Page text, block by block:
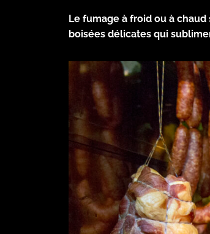
Le fumage à froid ou à
boisées délicates qui